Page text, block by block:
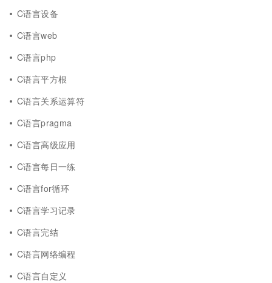
C语言设备
C语言web
C语言php
C语言平方根
C语言关系运算符
C语言pragma
C语言高级应用
C语言每日一练
C语言for循环
C语言学习记录
C语言完结
C语言网络编程
C语言自定义